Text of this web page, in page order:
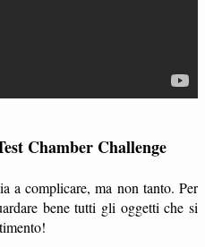
Chamber Challenge
a complicare, ma non tanto. Per
bene tutti gli oggetti che si